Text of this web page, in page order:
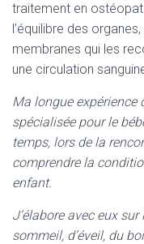
traitement en
l’équilibre des
membranes qui les
une circulation
Ma longue expérience
spécialisée pour le
temps, lors de la
comprendre la
enfant.
J’élabore avec eux
sommeil, d’éveil, du